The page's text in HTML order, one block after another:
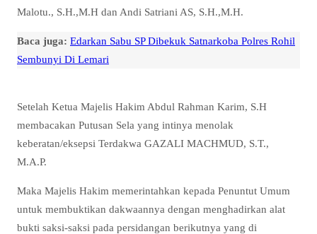
Malotu., S.H.,M.H dan Andi Satriani AS, S.H.,M.H.
Baca juga: Edarkan Sabu SP Dibekuk Satnarkoba Polres Rohil
Sembunyi Di Lemari
Setelah Ketua Majelis Hakim Abdul Rahman Karim, S.H
membacakan Putusan Sela yang intinya menolak
keberatan/eksepsi Terdakwa GAZALI MACHMUD, S.T.,
M.A.P.
Maka Majelis Hakim memerintahkan kepada Penuntut Umum
untuk membuktikan dakwaannya dengan menghadirkan alat
bukti saksi-saksi pada persidangan berikutnya yang di